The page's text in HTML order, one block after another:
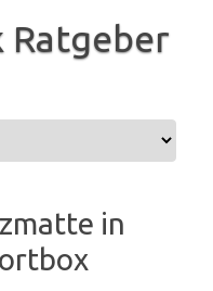
Ratgeber
in